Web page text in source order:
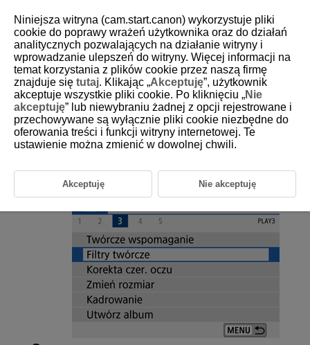
D101-130
Filtry twórcze
Można zastosować poniższą obróbkę filtrów i zapisać obraz jako
oddzielny plik graficzny:Ziarnisty Cz/B,Miękka ostrość, Efekt rybiego
oka,Efekt pogrub. artyst.,Efekt akwareli,Efekt aparatu zabawki
miniatury.
Wybierz opcję [ Filtry twórcze ].
Niniejsza witryna (cam.start.canon) wykorzystuje pliki
cookie do poprawy wrażeń użytkownika oraz do działań
analitycznych pozwalających na działanie witryny i
wprowadzanie ulepszeń do witryny. Więcej informacji na
temat korzystania z plików cookie przez naszą firmę
znajduje się tutaj. Klikając „Akceptuję”, użytkownik
akceptuje wszystkie pliki cookie. Po kliknięciu „Nie
akceptuję” lub niewybraniu żadnej z opcji rejestrowane i
przechowywane są wyłącznie pliki cookie niezbędne do
oferowania treści i funkcji witryny internetowej. Te
ustawienie można zmienić w dowolnej chwili.
Akceptuję Nie akceptuję